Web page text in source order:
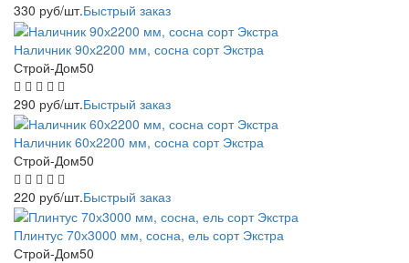
330 руб/шт.Быстрый заказ
Наличник 90х2200 мм, сосна сорт Экстра
Строй-Дом50
290 руб/шт.Быстрый заказ
Наличник 60х2200 мм, сосна сорт Экстра
Строй-Дом50
220 руб/шт.Быстрый заказ
Плинтус 70х3000 мм, сосна, ель сорт Экстра
Строй-Дом50